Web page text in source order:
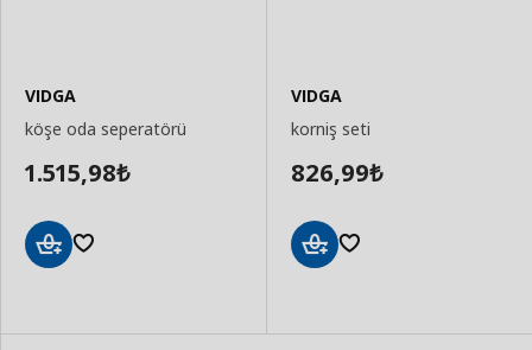
VIDGA
köşe oda seperatörü
1.515,98₺
VIDGA
korniş seti
826,99₺